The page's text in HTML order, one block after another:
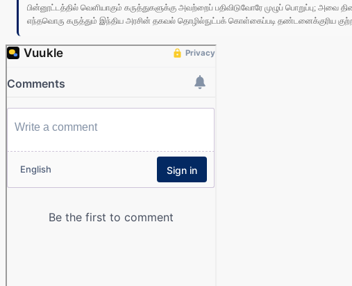
பின்னூட்டத்தில் வெளியாகும் கருத்துகளுக்கு அவற்றைப் பதிவிடுவோரே முழுப் பொறுப்பு;
எந்தவொரு கருத்தும் இந்திய அரசின் தகவல் தொழில்நுட்பக் கொள்கைப்படி தண்டனைக்குரிய